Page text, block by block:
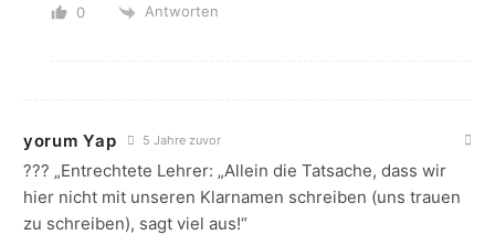
0 Antworten
yorum Yap 5 Jahre zuvor
??? „Entrechtete Lehrer: „Allein die Tatsache, dass wir
hier nicht mit unseren Klarnamen schreiben (uns trauen
zu schreiben), sagt viel aus!“